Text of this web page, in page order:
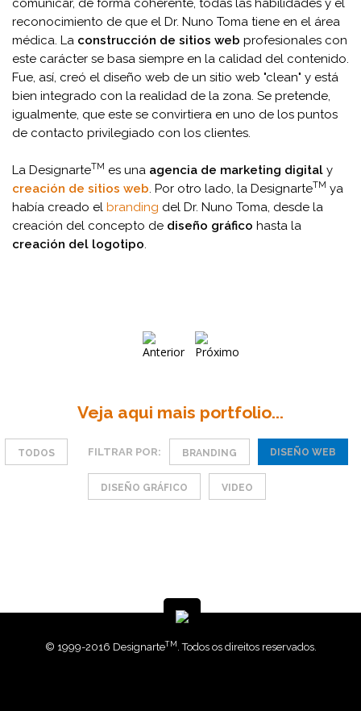
comunicar, de forma coherente, todas las habilidades y el
reconocimiento de que el Dr. Nuno Toma tiene en el área
médica. La construcción de sitios web profesionales con
este carácter se basa siempre en la calidad del contenido.
Fue, así, creó el diseño web de un sitio web "clean" y está
bien integrado con la realidad de la zona. Se pretende,
igualmente, que este se convirtiera en uno de los puntos
de contacto privilegiado con los clientes.
La DesignarteTM es una agencia de marketing digital y
creación de sitios web. Por otro lado, la DesignarteTM ya
había creado el branding del Dr. Nuno Toma, desde la
creación del concepto de diseño gráfico hasta la
creación del logotipo.
Veja aqui mais portfolio...
TODOS FILTRAR POR: BRANDING DISEÑO WEB
DISEÑO GRÁFICO VIDEO
© 1999-2016 DesignarteTM. Todos os direitos reservados.